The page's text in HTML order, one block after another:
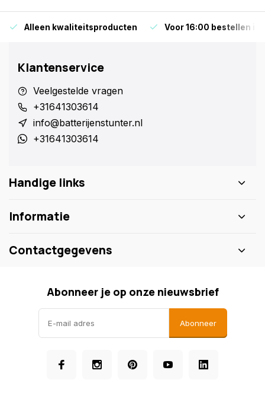
Alleen kwaliteitsproducten Voor 16:00 bestellen is
Klantenservice
Veelgestelde vragen
+31641303614
info@batterijenstunter.nl
+31641303614
Handige links
Informatie
Contactgegevens
Abonneer je op onze nieuwsbrief
Abonneer